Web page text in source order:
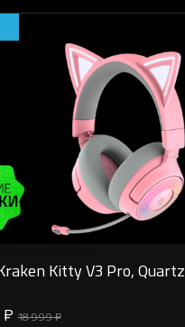
Kitty V3 Pro, Quartz
₽ 18 999 ₽